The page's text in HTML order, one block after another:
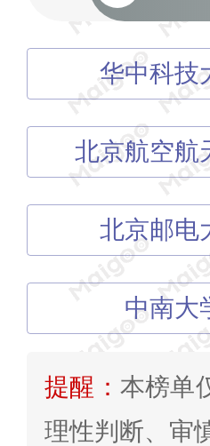
华中科技
北京航空航
北京邮电
中南大
提醒： 本榜单
理性判断、审